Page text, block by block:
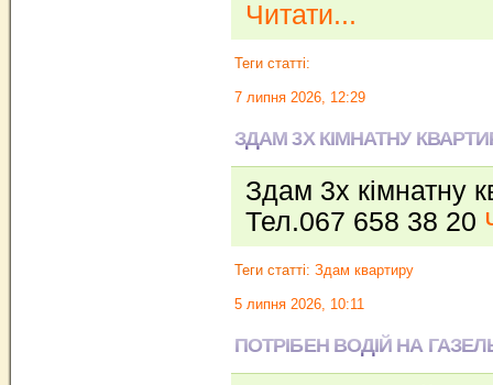
Читати...
Теги статті:
7 липня 2026, 12:29
ЗДАМ 3Х КІМНАТНУ
Здам 3х кімнатну
Тел.067 658 38 20
Теги статті: Здам квартиру
5 липня 2026, 10:11
ПОТРІБЕН ВОДІЙ НА